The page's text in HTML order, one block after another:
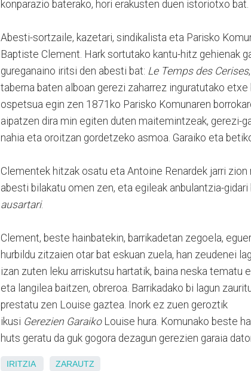
konparazio baterako, hori erakusten duen istoriotxo bat.
Abesti-sortzaile, kazetari, sindikalista eta Parisko
Baptiste Clement. Hark sortutako kantu-hitz gehienak
gureganaino iritsi den abesti bat: Le Temps des Cerises
taberna baten alboan gerezi zaharrez inguratutako
ospetsua egin zen 1871ko Parisko Komunaren
aipatzen dira min egiten duten maitemintzeak, gerezi-
nahia eta oroitzan gordetzeko asmoa. Garaiko eta
Clementek hitzak osatu eta Antoine Renardek jarri zion
abesti bilakatu omen zen, eta egileak anbulantzia-gidari
ausartari.
Clement, beste hainbatekin, barrikadetan zegoela,
hurbildu zitzaien otar bat eskuan zuela, han zeudenei
izan zuten leku arriskutsu hartatik, baina neska tematu
eta langilea baitzen, obreroa. Barrikadako bi lagun
prestatu zen Louise gaztea. Inork ez zuen geroztik
ikusi Gerezien GaraikoLouise hura. Komunako beste
huts geratu da guk gogora dezagun gerezien garaia
IRITZIA ZARAUTZ